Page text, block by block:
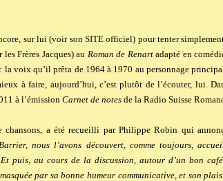
sur lui (voir son SITE officiel) pour tenter
Frères Jacques) au Roman de Renartadapté en
voix qu’il prêta de 1964 à 1970 au personnage
à faire, aujourd’hui, c’est plutôt de l’écouter, lui.
à l’émission Carnet de notesde la Radio Suisse
chansons, a été recueilli par Philippe Robin qui
nous l’avons découvert, comme toujours,
puis, au cours de la discussion, autour d’un bon
par sa bonne humeur communicative, et son